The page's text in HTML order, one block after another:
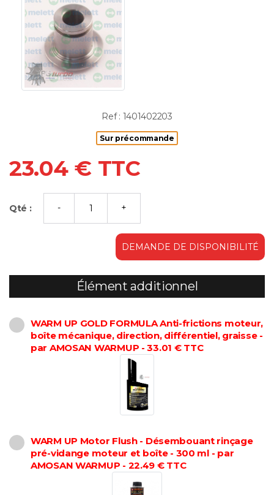
Ref : 1401402203
Sur précommande
23.04 € TTC
Qté :
DEMANDE DE DISPONIBILITÉ
Élément additionnel
WARM UP GOLD FORMULA Anti-frictions moteur,
boîte mécanique, direction, différentiel, graisse -
par AMOSAN WARMUP - 33.01 € TTC
WARM UP Motor Flush - Désembouant rinçage
pré-vidange moteur et boîte - 300 ml - par
AMOSAN WARMUP - 22.49 € TTC